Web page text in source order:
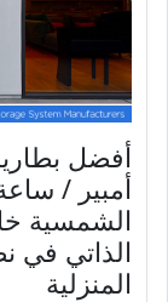
الشمسية
الذاتي في
المنزلية